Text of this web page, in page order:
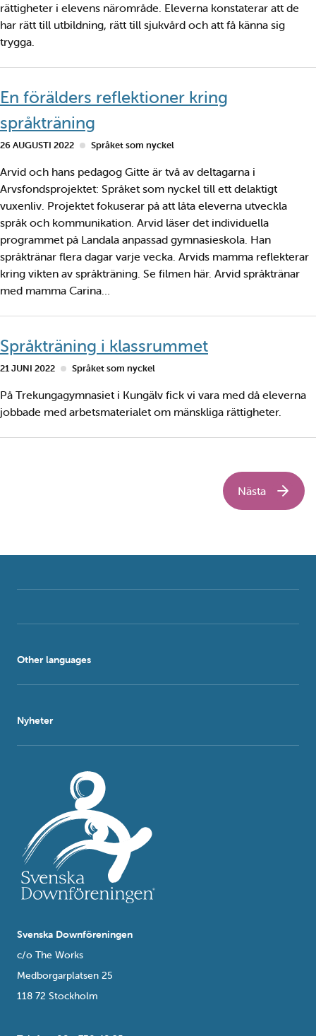
rättigheter i elevens närområde. Eleverna konstaterar att de
har rätt till utbildning, rätt till sjukvård och att få känna sig
trygga.
En förälders reflektioner kring
språkträning
26 AUGUSTI 2022 Språket som nyckel
Arvid och hans pedagog Gitte är två av deltagarna i
Arvsfondsprojektet: Språket som nyckel till ett delaktigt
vuxenliv. Projektet fokuserar på att låta eleverna utveckla
språk och kommunikation. Arvid läser det individuella
programmet på Landala anpassad gymnasieskola. Han
språktränar flera dagar varje vecka. Arvids mamma reflekterar
kring vikten av språkträning. Se filmen här. Arvid språktränar
med mamma Carina…
Språkträning i klassrummet
21 JUNI 2022 Språket som nyckel
På Trekungagymnasiet i Kungälv fick vi vara med då eleverna
jobbade med arbetsmaterialet om mänskliga rättigheter.
Nästa
Other languages
Nyheter
Svenska Downföreningen
c/o The Works
Medborgarplatsen 25
118 72 Stockholm